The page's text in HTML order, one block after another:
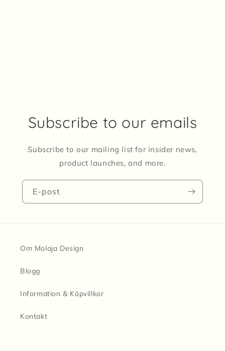
Subscribe to our emails
Subscribe to our mailing list for insider news,
product launches, and more.
E-post
Om Molaja Design
Blogg
Information & Köpvillkor
Kontakt